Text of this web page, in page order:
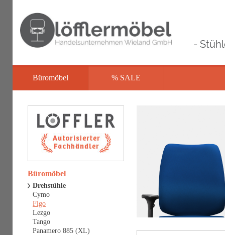
-
Büromöbel % SALE
Büromöbel
Drehstühle
Cymo
Figo
Lezgo
Tango
Panamero 885 (XL)